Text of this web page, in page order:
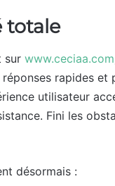
totale
sur www.ceciaa.com
rapides et
utilisateur
Fini les
désormais :